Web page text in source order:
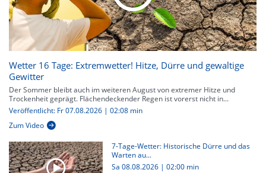
Wetter 16 Tage: Extremwetter! Hitze, Dürre und gewaltige
Gewitter
Der Sommer bleibt auch im weiteren August von extremer Hitze und
Trockenheit geprägt. Flächendeckender Regen ist vorerst nicht in...
Veröffentlicht: Fr 07.08.2026 | 02:08 min
Zum Video
7-Tage-Wetter: Historische Dürre und das
Warten au...
Sa 08.08.2026 | 02:00 min